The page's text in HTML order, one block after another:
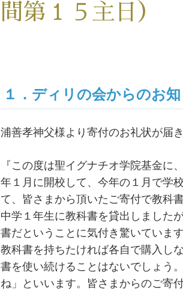
間第１５主日）
１．ディリの会からのお
浦善孝神父様より寄付のお礼状が届
『この度は聖イグナチオ学院基金に
年１月に開校して、今年の１月で学
て、皆さまから頂いたご寄付で教科
中学１年生に教科書を貸出しました
書だということに気付き驚いていま
教科書を持ちたければ各自で購入し
書を使い続けることはないでしょう
ね」といいます。皆さまからのご寄